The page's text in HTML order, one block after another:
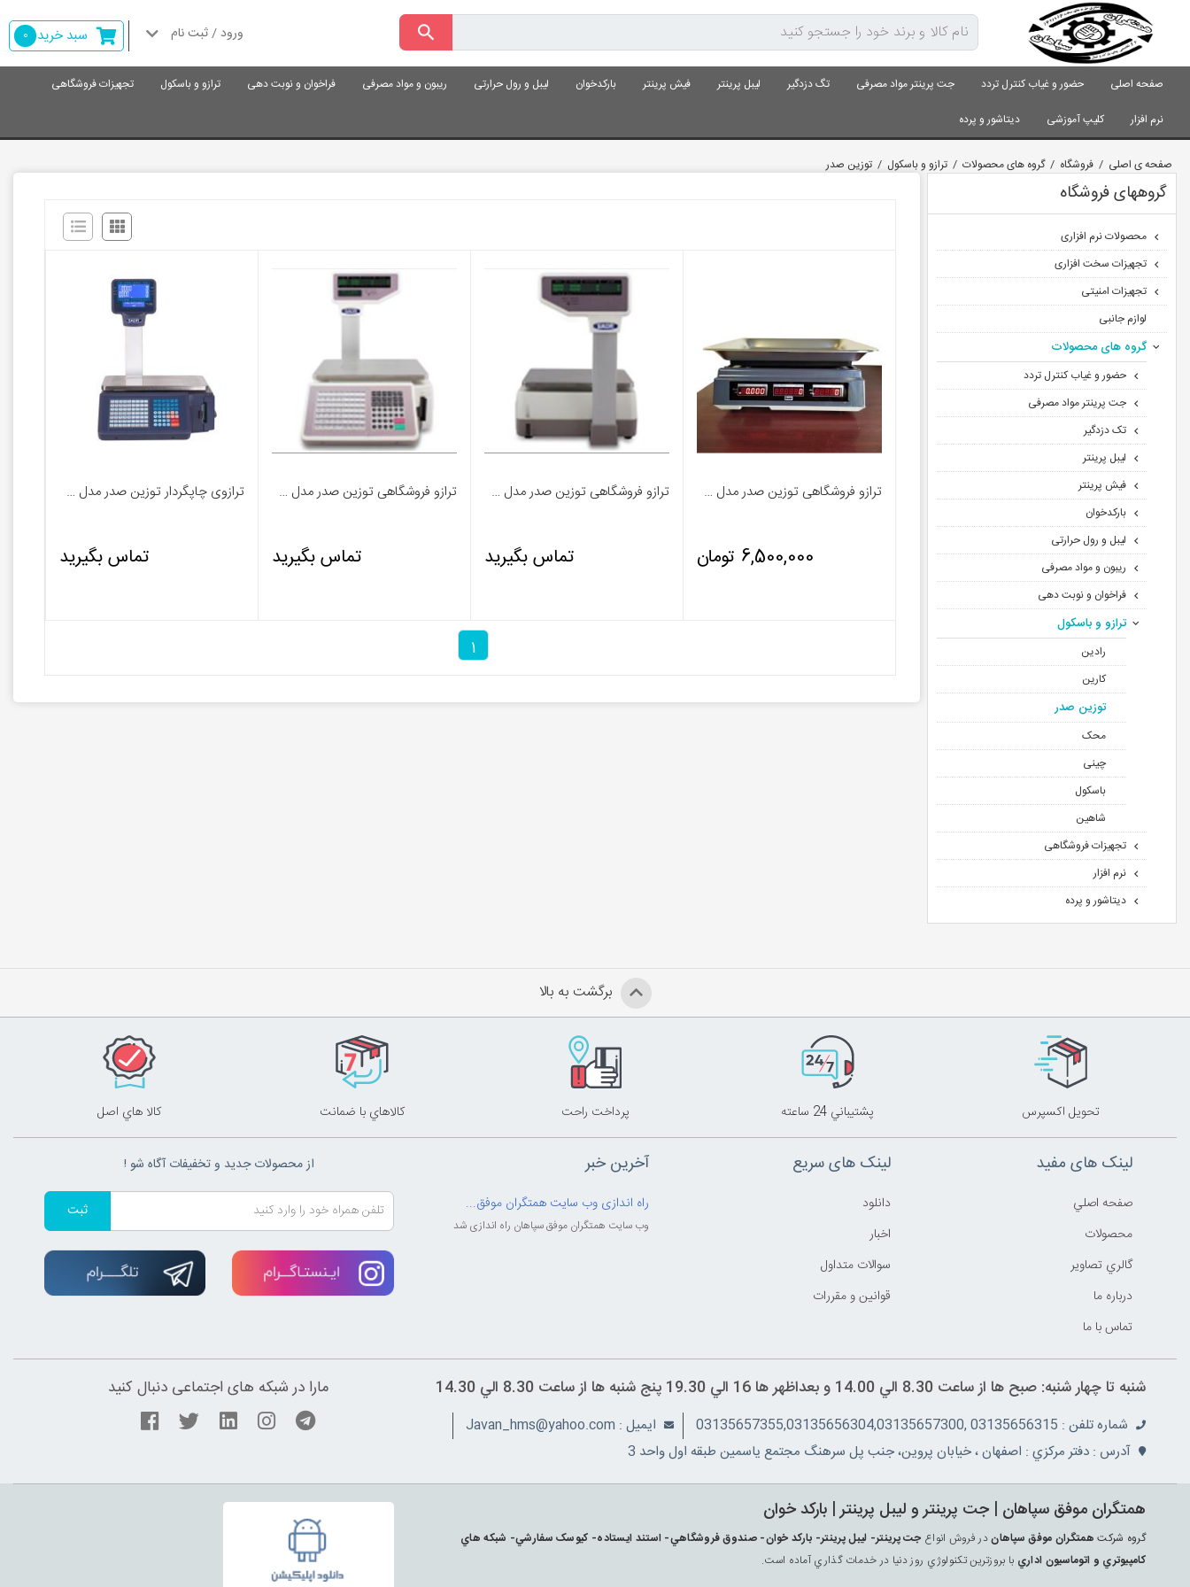
سبد خرید 0 ورود / ثبت نام
صفحه اصلی حضور و غیاب کنترل تردد جت پرینتر مواد مصرفی تگ دزدگیر لیبل پرینتر فیش پرینتر بارکدخوان لیبل و رول حرارتی ریبون و مواد مصرفی فراخوان و نوبت دهی ترازو و باسکول
تجهیزات فروشگاهی
نرم افزار
کلیپ آموزشی دیتاشور و پرده
صفحه ی اصلی / فروشگاه /گروه های محصولات / ترازو و باسکول / توزین صدر
گروههای فروشگاه
محصولات نرم افزاری
تجهیزات سخت افزاری
تجهیزات امنیتی
لوازم جانبی
گروه های محصولات
حضور و غیاب کنترل تردد
جت پرینتر مواد مصرفی
تک دزدگیر
لیبل پرینتر
فیش پرینتر
بارکدخوان
لیبل و رول حرارتی
ریبون و مواد مصرفی
فراخوان و نوبت دهی
ترازو و باسکول
رادین
کارین
توزین صدر
محک
چینی
باسکول
شاهین
تجهیزات فروشگاهی
نرم افزار
دیتاشور و پرده
ترازو فروشگاهی توزین صدر مدل DS 7003
6,500,000 تومان
ترازو فروشگاهی توزین صدر مدل LSG 17 A
تماس بگیرید
ترازو فروشگاهی توزین صدر مدل LSG 15A
تماس بگیرید
ترازوی چاپگردار توزین صدر مدل LSG 18A
تماس بگیرید
1
برگشت به بالا
تحويل اکسپرس پشتيباني 24 ساعته پرداخت راحت کالاهاي با ضمانت کالا هاي اصل
لینک های مفید
صفحه اصلي
محصولات
گالري تصاوير
درباره ما
تماس با ما
لینک های سریع
دانلود
اخبار
سوالات متداول
قوانين و مقررات
آخرین خبر
راه اندازی وب سایت همتگران موفق...
وب سایت همتگران موفق سپاهان راه اندازی شد
از محصولات جدید و تخفیفات آگاه شو !
ثبت
شنبه تا چهار شنبه: صبح ها از ساعت 8.30 الي 14.00 و بعداظهر ها 16 الي 19.30 پنج شنبه ها از ساعت 8.30 الي 14.30
شماره تلفن : 03135656315 ,03135657355,03135656304,03135657300
ايميل : Javan_hms@yahoo.com
آدرس : دفتر مرکزي : اصفهان ، خيابان پروين، جنب پل سرهنگ مجتمع ياسمين طبقه اول واحد 3
مارا در شبکه های اجتماعی دنبال کنید
همتگران موفق سپاهان | جت پرينتر و ليبل پرينتر | بارکد خوان
گروه شرکت همتگران موفق سپاهاندر فروش انواع جت پرينتر- ليبل پرينتر- بارکد خوان- صندوق فروشگاهي- استند ايستاده- کيوسک سفارشي- شبکه هاي
کامپيوتري و اتوماسيون اداري با بروزترين تکنولوژي روز دنيا در خدمات گذاري آماده است.